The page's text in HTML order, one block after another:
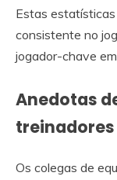
Estas
consistente no
jogador-chave
Anedotas
treinadores
Os colegas de